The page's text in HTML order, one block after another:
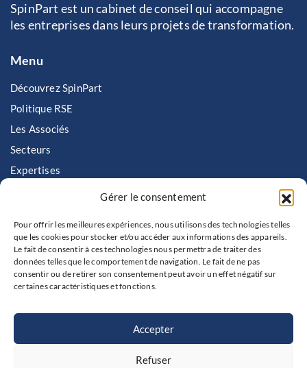
Gérer le consentement
Pour offrir les meilleures expériences, nous utilisons des technologies telles
que les cookies pour stocker et/ou accéder aux informations des appareils.
Le fait de consentir à ces technologies nous permettra de traiter des
données telles que le comportement de navigation. Le fait de ne pas
consentir ou de retirer son consentement peut avoir un effet négatif sur
certaines caractéristiques et fonctions.
Accepter
Refuser
SpinPart est un cabinet de conseil qui accompagne
les entreprises dans leurs projets de transformation.
Menu
Découvrez SpinPart
Politique RSE
Les Associés
Secteurs
Expertises
Contact
+ 33 1 75 44 68 90
contact@spinpart.fr
75008 Paris